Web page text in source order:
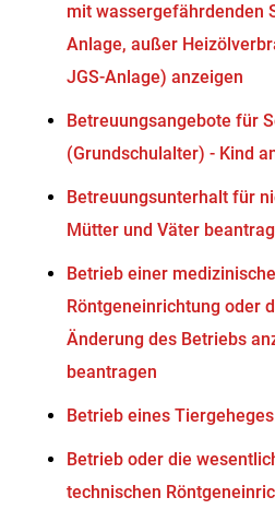
mit wassergefährdenden
Anlage, außer
JGS-Anlage) anzeigen
Betreuungsangebote für
(Grundschulalter) - Kind
Betreuungsunterhalt für
Mütter und Väter
Betrieb einer
Röntgeneinrichtung oder
Änderung des Betriebs
beantragen
Betrieb eines
Betrieb oder die
technischen